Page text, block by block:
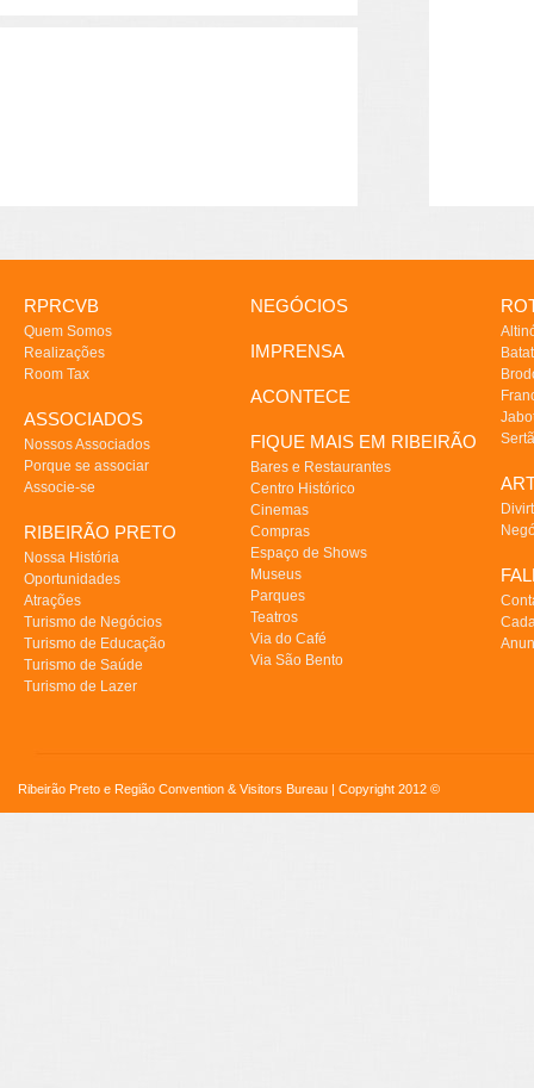
RPRCVB
Quem Somos
Realizações
Room Tax
ASSOCIADOS
Nossos Associados
Porque se associar
Associe-se
RIBEIRÃO PRETO
Nossa História
Oportunidades
Atrações
Turismo de Negócios
Turismo de Educação
Turismo de Saúde
Turismo de Lazer
NEGÓCIOS
IMPRENSA
ACONTECE
FIQUE MAIS EM RIBEIRÃO
Bares e Restaurantes
Centro Histórico
Cinemas
Compras
Espaço de Shows
Museus
Parques
Teatros
Via do Café
Via São Bento
Ribeirão Preto e Região Convention & Visitors Bureau | Copyright 2012 ©